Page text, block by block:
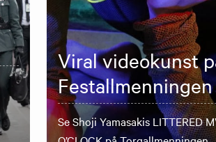
Viral videokunst
Festallmenningen
Se Shoji Yamasakis LITTERED